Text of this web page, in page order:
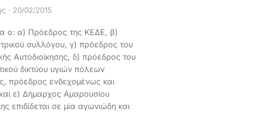
20/02/2015
ο: α) Πρόεδρος της ΚΕΔΕ, β)
συλλόγου, γ) πρόεδρος του
Αυτοδιοίκησης, δ) πρόεδρος του
δικτύου υγιών πόλεων
πρόεδρος ενδεχομένως και
ε) Δήμαρχος Αμαρουσίου
επιδίδεται σε μία αγωνιώδη και